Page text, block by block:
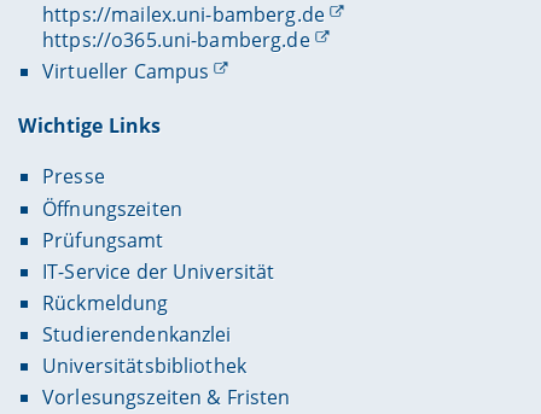
https://mailex.uni-bamberg.de
https://o365.uni-bamberg.de
Virtueller Campus
Wichtige Links
Presse
Öffnungszeiten
Prüfungsamt
IT-Service der Universität
Rückmeldung
Studierendenkanzlei
Universitätsbibliothek
Vorlesungszeiten & Fristen